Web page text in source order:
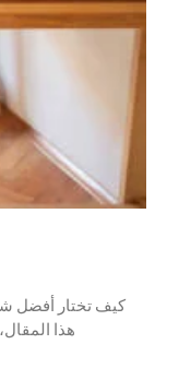
كيف تختار أفضل
هذا